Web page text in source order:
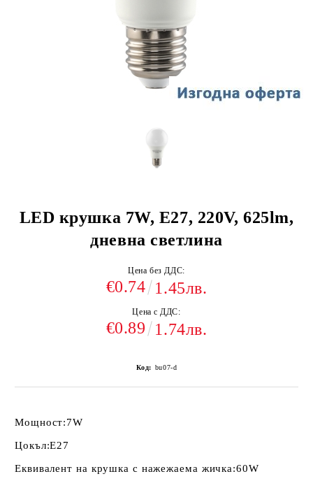
LED крушка 7W, E27, 220V, 625lm,
дневна светлина
Цена без ДДС:
€0.74 1.45лв.
Цена с ДДС:
€0.89 1.74лв.
Код: bu07-d
Мощност:7W
Цокъл:E27
Еквивалент на крушка с нажежаема жичка:60W